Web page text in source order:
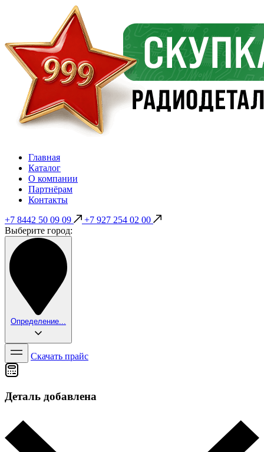
Главная
Каталог
О компании
Партнёрам
Контакты
+7 8442 50 09 09
+7 927 254 02 00
Выберите город:
Определение...
Скачать прайс
Деталь добавлена